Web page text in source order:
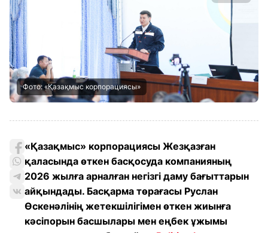
Фото: «Қазақмыс корпорациясы»
«Қазақмыс» корпорациясы Жезқазған
қаласында өткен басқосуда компанияның
2026 жылға арналған негізгі даму бағыттарын
айқындады. Басқарма төрағасы Руслан
Өскенәлінің жетекшілігімен өткен жиынға
кәсіпорын басшылары мен еңбек ұжымы